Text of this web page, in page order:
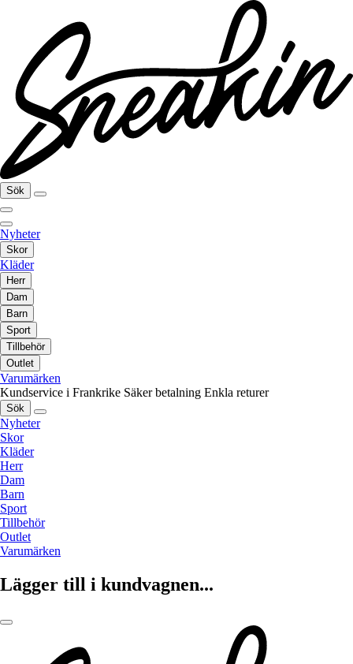
Sök
Nyheter
Skor
Kläder
Herr
Dam
Barn
Sport
Tillbehör
Outlet
Varumärken
Kundservice i Frankrike Säker betalning Enkla returer
Sök
Nyheter
Skor
Kläder
Herr
Dam
Barn
Sport
Tillbehör
Outlet
Varumärken
Lägger till i kundvagnen...